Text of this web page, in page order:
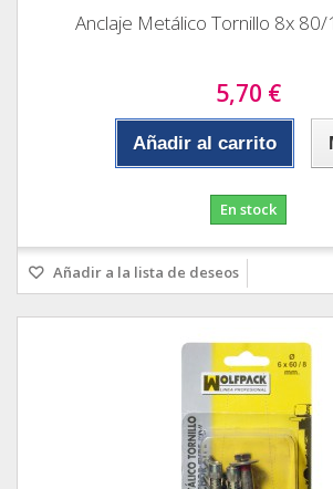
Anclaje Metálico Tornillo 8x 80/
5,70 €
Añadir al carrito
En stock
Añadir a la lista de deseos